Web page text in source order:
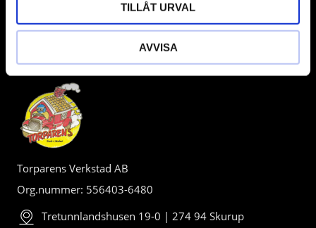
TILLÅT URVAL
AVVISA
Torparens Verkstad AB
Org.nummer: 556403-6480
Tretunnlandshusen 19-0 | 274 94 Skurup